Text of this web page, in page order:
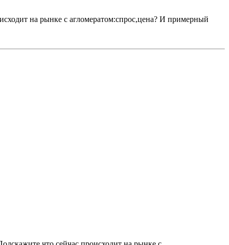
на рынке с агломератом:спрос,цена? И примерный